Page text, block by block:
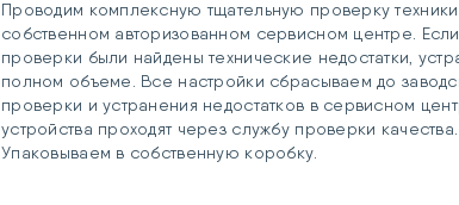
Проводим комплексную тщательную проверку
собственном авторизованном сервисном центре.
проверки были найдены технические недостатки,
полном объеме. Все настройки сбрасываем до
проверки и устранения недостатков в сервисном
устройства проходят через службу проверки качества.
Упаковываем в собственную коробку.